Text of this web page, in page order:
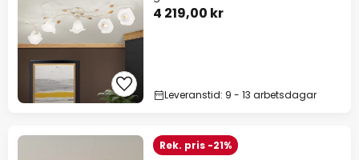
4 219,00 kr
Leveranstid: 9 - 13 arbetsdagar
Rek. pris -21%